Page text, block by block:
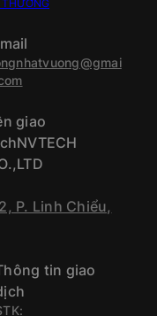
giao
P. Linh Chiểu,
tin giao dịch
0381000490948,
hàng